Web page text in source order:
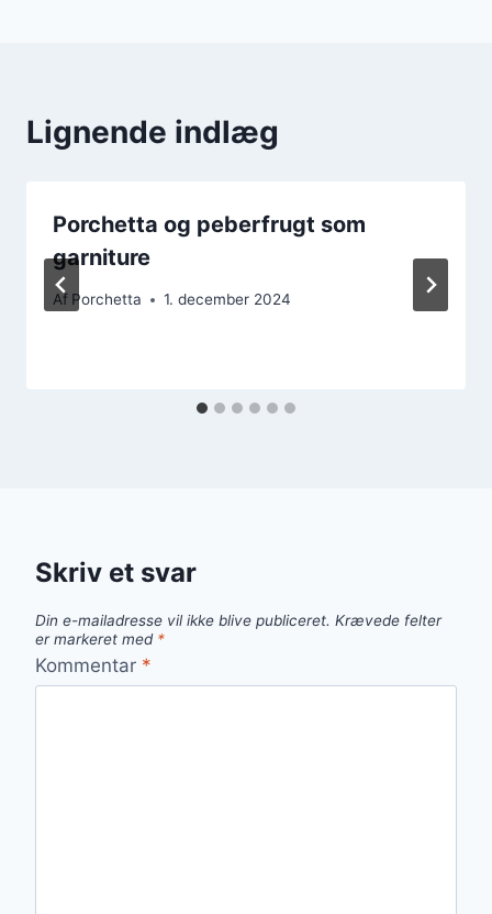
Lignende indlæg
Porchetta og peberfrugt som
garniture
Af Porchetta 1. december 2024
Skriv et svar
Din e-mailadresse vil ikke blive publiceret. Krævede felter
er markeret med *
Kommentar *